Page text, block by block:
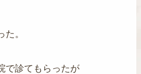
。
で診てもらったが